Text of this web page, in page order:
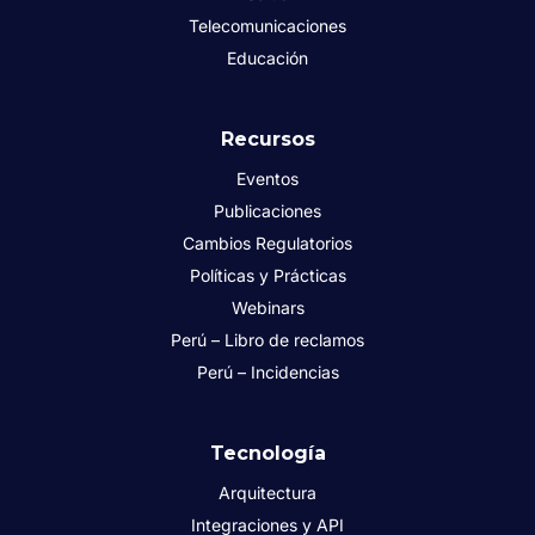
Telecomunicaciones
Educación
Recursos
Eventos
Publicaciones
Cambios Regulatorios
Políticas y Prácticas
Webinars
Perú – Libro de reclamos
Perú – Incidencias
Tecnología
Arquitectura
Integraciones y API